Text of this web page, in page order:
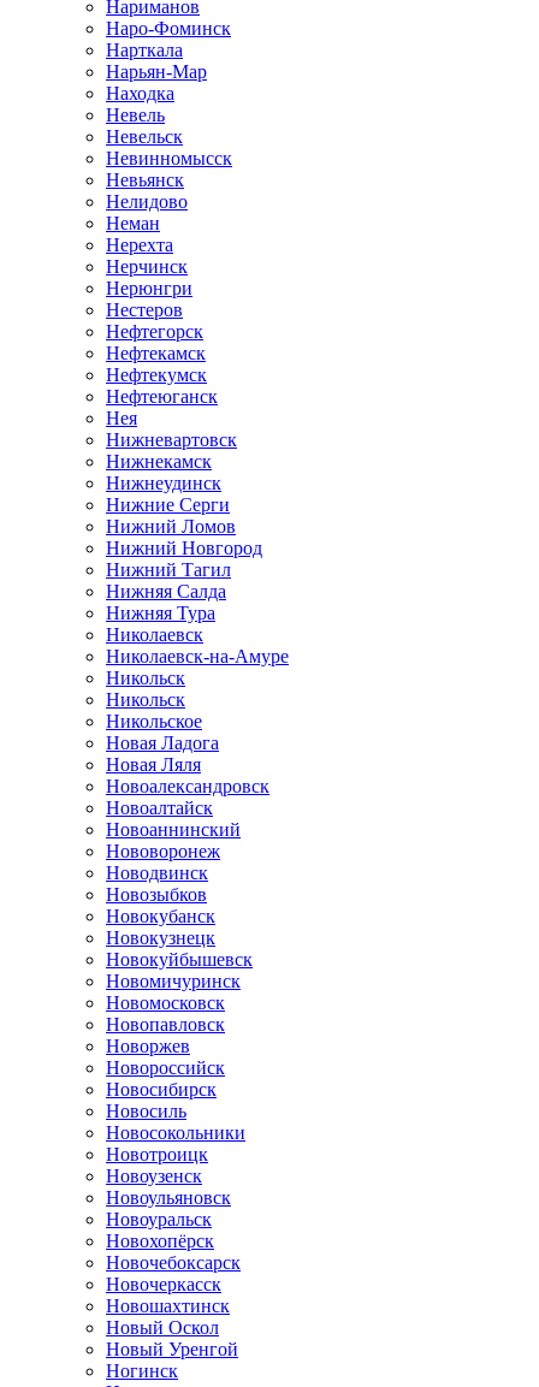
Нариманов
Наро-Фоминск
Нарткала
Нарьян-Мар
Находка
Невель
Невельск
Невинномысск
Невьянск
Нелидово
Неман
Нерехта
Нерчинск
Нерюнгри
Нестеров
Нефтегорск
Нефтекамск
Нефтекумск
Нефтеюганск
Нея
Нижневартовск
Нижнекамск
Нижнеудинск
Нижние Серги
Нижний Ломов
Нижний Новгород
Нижний Тагил
Нижняя Салда
Нижняя Тура
Николаевск
Николаевск-на-Амуре
Никольск
Никольск
Никольское
Новая Ладога
Новая Ляля
Новоалександровск
Новоалтайск
Новоаннинский
Нововоронеж
Новодвинск
Новозыбков
Новокубанск
Новокузнецк
Новокуйбышевск
Новомичуринск
Новомосковск
Новопавловск
Новоржев
Новороссийск
Новосибирск
Новосиль
Новосокольники
Новотроицк
Новоузенск
Новоульяновск
Новоуральск
Новохопёрск
Новочебоксарск
Новочеркасск
Новошахтинск
Новый Оскол
Новый Уренгой
Ногинск